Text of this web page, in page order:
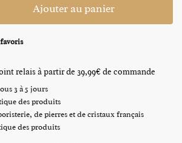
Ajouter au panier
relais à partir de 39,99€ de commande
3 à 5 jours
des produits
de pierres et de cristaux français
des produits